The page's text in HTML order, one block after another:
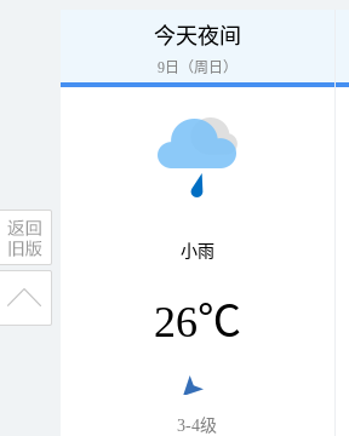
今天夜间
9日（周日）
小雨
26℃
3-4级